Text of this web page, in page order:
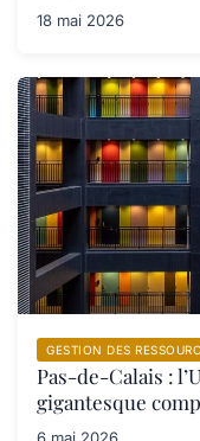
18 mai 2026
GESTION DES
Pas-de-Calais :
gigantesque